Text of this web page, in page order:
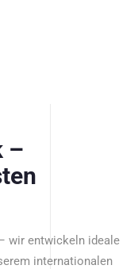
–
wir entwickeln ideale
internationalen